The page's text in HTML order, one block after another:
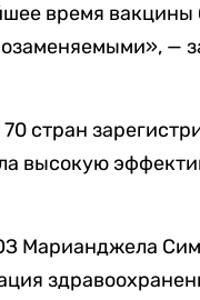
время вакцины
—
стран
высокую
Марианджела